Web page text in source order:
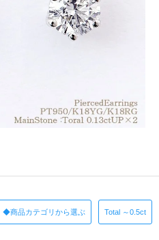
◆商品カテゴリから選ぶ Total ～0.5ct